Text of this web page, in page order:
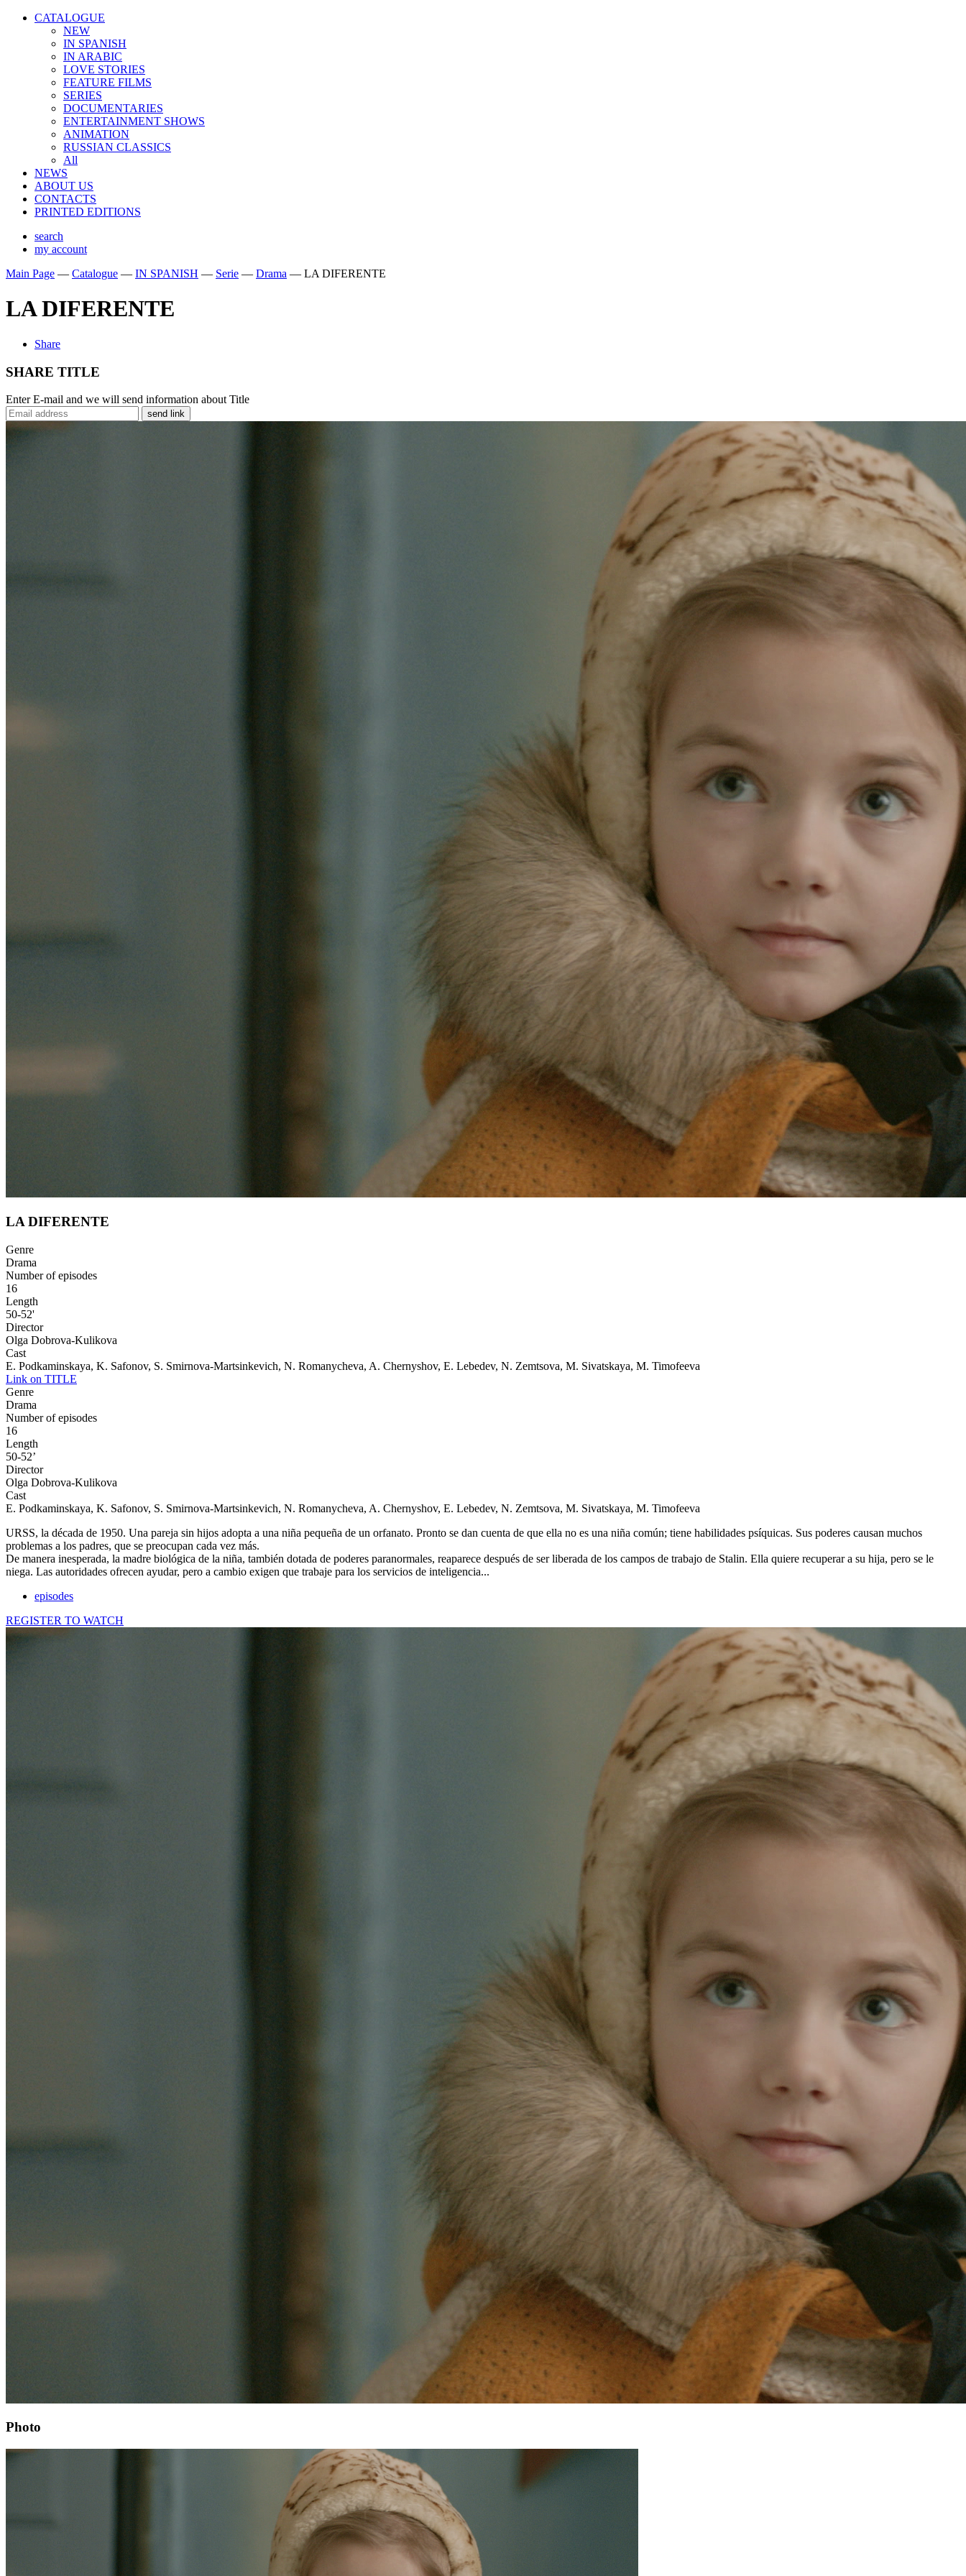
CATALOGUE
NEW
IN SPANISH
IN ARABIС
LOVE STORIES
FEATURE FILMS
SERIES
DOCUMENTARIES
ENTERTAINMENT SHOWS
ANIMATION
RUSSIAN CLASSICS
All
NEWS
ABOUT US
CONTACTS
PRINTED EDITIONS
search
my account
Main Page — Catalogue — IN SPANISH — Serie — Drama — LA DIFERENTE
LA DIFERENTE
Share
SHARE TITLE
Enter E-mail and we will send information about Title
send link
LA DIFERENTE
Genre
Drama
Number of episodes
16
Length
50-52'
Director
Olga Dobrova-Kulikova
Cast
E. Podkaminskaya, K. Safonov, S. Smirnova-Martsinkevich, N. Romanycheva, A. Chernyshov, E. Lebedev, N. Zemtsova, M. Sivatskaya, M. Timofeeva
Link on TITLE
Genre
Drama
Number of episodes
16
Length
50-52’
Director
Olga Dobrova-Kulikova
Cast
E. Podkaminskaya, K. Safonov, S. Smirnova-Martsinkevich, N. Romanycheva, A. Chernyshov, E. Lebedev, N. Zemtsova, M. Sivatskaya, M. Timofeeva
URSS, la década de 1950. Una pareja sin hijos adopta a una niña pequeña de un orfanato. Pronto se dan cuenta de que ella no es una niña común; tiene habilidades psíquicas. Sus poderes causan muchos
problemas a los padres, que se preocupan cada vez más.
De manera inesperada, la madre biológica de la niña, también dotada de poderes paranormales, reaparece después de ser liberada de los campos de trabajo de Stalin. Ella quiere recuperar a su hija, pero se le
niega. Las autoridades ofrecen ayudar, pero a cambio exigen que trabaje para los servicios de inteligencia...
episodes
REGISTER TO WATCH
Photo